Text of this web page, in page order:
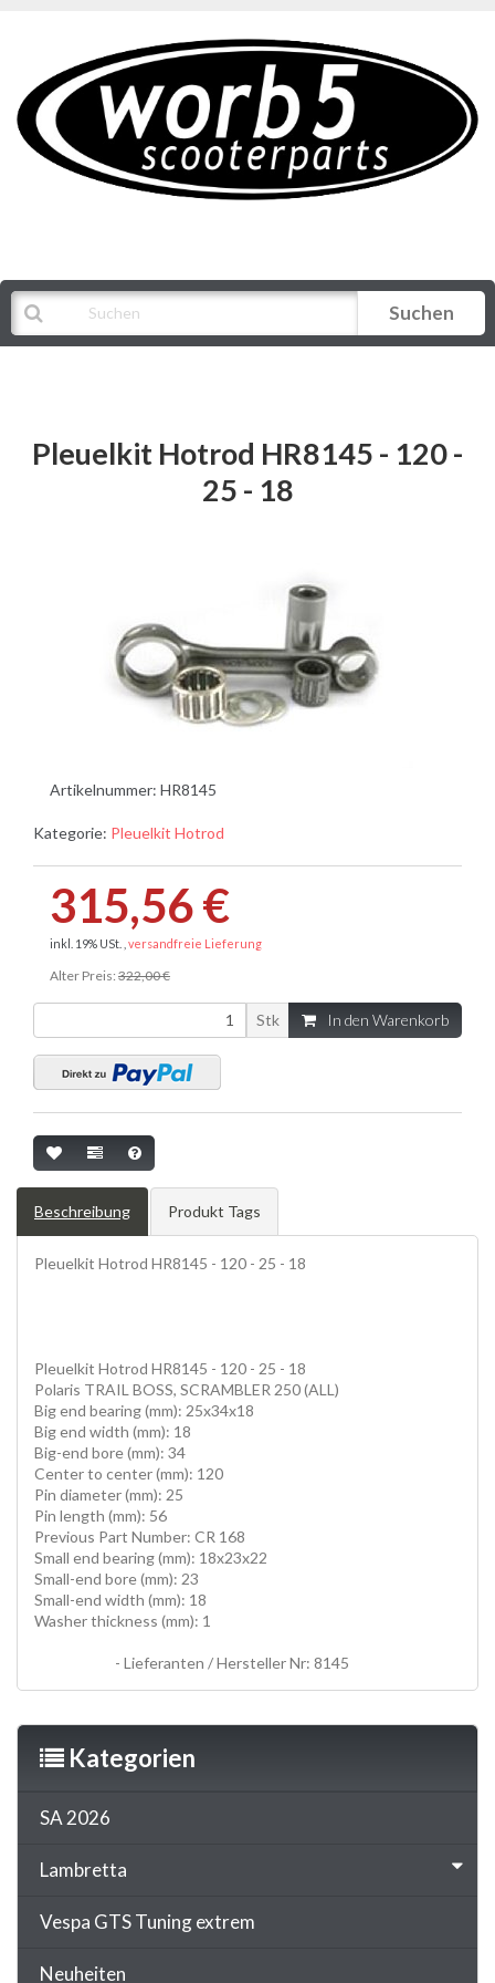
Suchen
Pleuelkit Hotrod HR8145 - 120 -
25 - 18
Artikelnummer: HR8145
Kategorie: Pleuelkit Hotrod
315,56 €
inkl. 19% USt. , versandfreie Lieferung
Alter Preis: 322,00 €
Stk In den Warenkorb
Beschreibung Produkt Tags
Pleuelkit Hotrod HR8145 - 120 - 25 - 18
Pleuelkit Hotrod HR8145 - 120 - 25 - 18
Polaris TRAIL BOSS, SCRAMBLER 250 (ALL)
Big end bearing (mm): 25x34x18
Big end width (mm): 18
Big-end bore (mm): 34
Center to center (mm): 120
Pin diameter (mm): 25
Pin length (mm): 56
Previous Part Number: CR 168
Small end bearing (mm): 18x23x22
Small-end bore (mm): 23
Small-end width (mm): 18
Washer thickness (mm): 1
- Lieferanten / Hersteller Nr: 8145
Kategorien
SA 2026
Lambretta
Vespa GTS Tuning extrem
Neuheiten